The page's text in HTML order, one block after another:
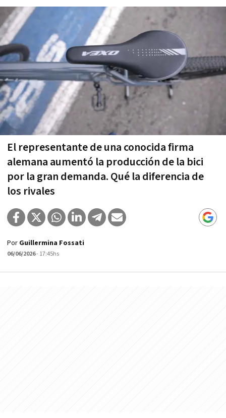
El representante de una conocida firma
alemana aumentó la producción de la bici
por la gran demanda. Qué la diferencia de
los rivales
Por Guillermina Fossati
06/06/2026- 17:45hs